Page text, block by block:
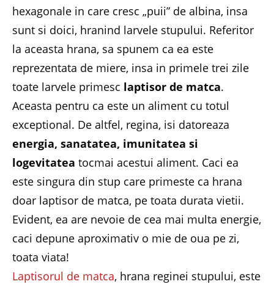
hexagonale in care cresc „puii” de albina, insa
sunt si doici, hranind larvele stupului. Referitor
la aceasta hrana, sa spunem ca ea este
reprezentata de miere, insa in primele trei zile
toate larvele primesc laptisor de matca.
Aceasta pentru ca este un aliment cu totul
exceptional. De altfel, regina, isi datoreaza
energia, sanatatea, imunitatea si
logevitatea tocmai acestui aliment. Caci ea
este singura din stup care primeste ca hrana
doar laptisor de matca, pe toata durata vietii.
Evident, ea are nevoie de cea mai multa energie,
caci depune aproximativ o mie de oua pe zi,
toata viata!
Laptisorul de matca, hrana reginei stupului, este